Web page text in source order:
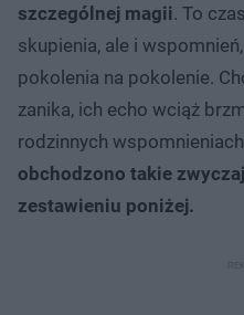
szczególnej magii. To
skupienia, ale i
pokolenia na pokolenie.
zanika, ich echo wciąż
rodzinnych
obchodzono takie
zestawieniu poniżej.